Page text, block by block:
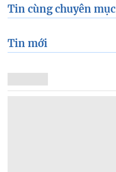
Tin cùng chuyên mục
Tin mới